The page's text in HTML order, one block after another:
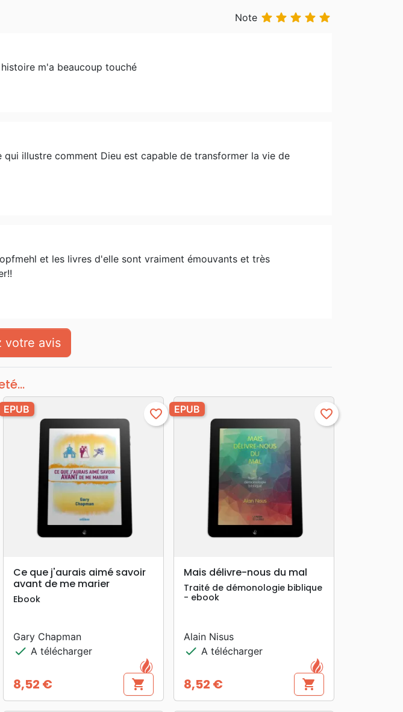
Note     
m'a beaucoup touché
qui illustre comment Dieu est capable de transformer la vie de
et les livres d'elle sont vraiment émouvants et très
votre avis
APERÇU RAPIDE
EPUB favorite_border
Ce que j'aurais aimé savoir
avant de me marier
Ebook
Gary Chapman
check A télécharger
Prix
8,52 € shopping_cart
searchAPERÇU RAPIDE
EPUB favorite_border
Mais délivre-nous du mal
Traité de démonologie biblique
- ebook
Alain Nisus
check A télécharger
Prix
8,52 € shopping_cart